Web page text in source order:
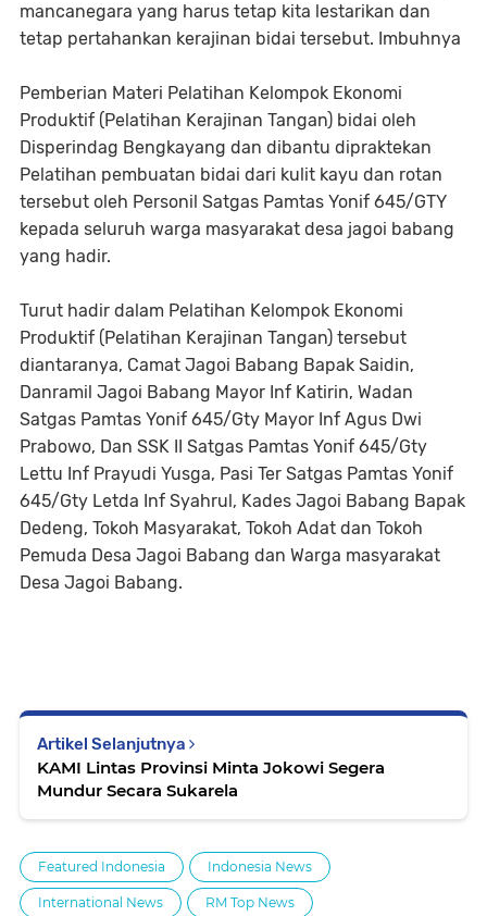
mancanegara yang harus tetap kita lestarikan dan
tetap pertahankan kerajinan bidai tersebut. Imbuhnya
Pemberian Materi Pelatihan Kelompok Ekonomi
Produktif (Pelatihan Kerajinan Tangan) bidai oleh
Disperindag Bengkayang dan dibantu dipraktekan
Pelatihan pembuatan bidai dari kulit kayu dan rotan
tersebut oleh Personil Satgas Pamtas Yonif 645/GTY
kepada seluruh warga masyarakat desa jagoi babang
yang hadir.
Turut hadir dalam Pelatihan Kelompok Ekonomi
Produktif (Pelatihan Kerajinan Tangan) tersebut
diantaranya, Camat Jagoi Babang Bapak Saidin,
Danramil Jagoi Babang Mayor Inf Katirin, Wadan
Satgas Pamtas Yonif 645/Gty Mayor Inf Agus Dwi
Prabowo, Dan SSK II Satgas Pamtas Yonif 645/Gty
Lettu Inf Prayudi Yusga, Pasi Ter Satgas Pamtas Yonif
645/Gty Letda Inf Syahrul, Kades Jagoi Babang Bapak
Dedeng, Tokoh Masyarakat, Tokoh Adat dan Tokoh
Pemuda Desa Jagoi Babang dan Warga masyarakat
Desa Jagoi Babang.
Artikel Selanjutnya
KAMI Lintas Provinsi Minta Jokowi Segera
Mundur Secara Sukarela
Featured Indonesia Indonesia News
International News RM Top News